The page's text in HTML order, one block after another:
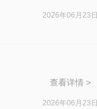
2026年06月23日
查看详情 >
2026年06月23日